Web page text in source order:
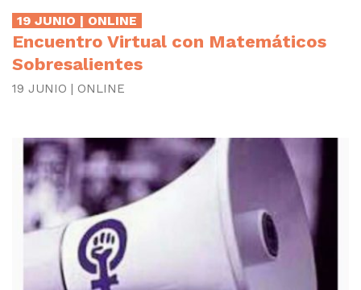
19 JUNIO | ONLINE
Encuentro Virtual con Matemáticos
Sobresalientes
19 JUNIO | ONLINE